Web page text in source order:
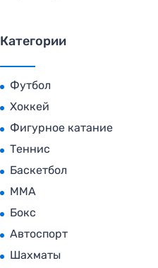
Категории
Футбол
Хоккей
Фигурное катание
Теннис
Баскетбол
MMA
Бокс
Автоспорт
Шахматы